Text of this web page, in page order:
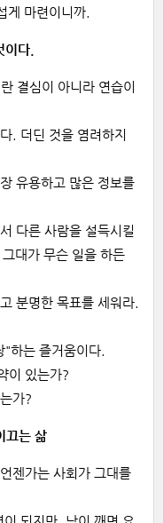
게 마련이니까.
다.
결심이 아니라 연습이
. 더딘 것을 염려하지
유용하고 많은 정보를
다른 사람을 설득시킬
대가 무슨 일을 하든
분명한 목표를 세워라.
하는 즐거움이다.
이 있는가?
가?
끄는 삶
젠가는 사회가 그대를